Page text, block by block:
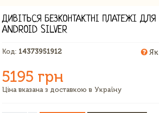
ДИВІТЬСЯ БЕЗКОНТАКТНІ ПЛАТЕЖІ ДЛЯ
ANDROID SILVER
Код: 14373951912
5195 грн
Ціна вказана з доставкою в Україну